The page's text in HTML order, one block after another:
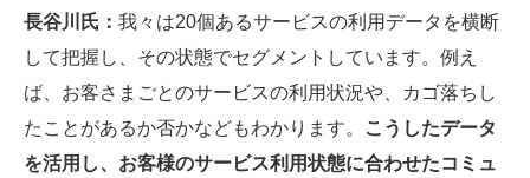
長谷川氏： 我々は20個あるサービスの利用データを横断
して把握し、その状態でセグメントしています。例え
ば、お客さまごとのサービスの利用状況や、カゴ落ちし
たことがあるか否かなどもわかります。
こうしたデータ
を活用し、お客様のサービス利用状態に合わせたコミュ